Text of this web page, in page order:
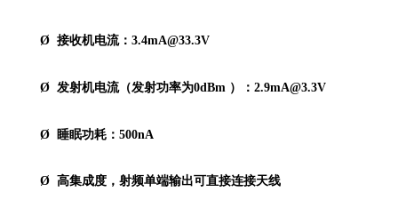
Ø 接收机电流：3.4mA@33.3V
Ø 发射机电流（发射功率为0dBm ）：2.9mA@3.3V
Ø 睡眠功耗：500nA
Ø 高集成度，射频单端输出可直接连接天线